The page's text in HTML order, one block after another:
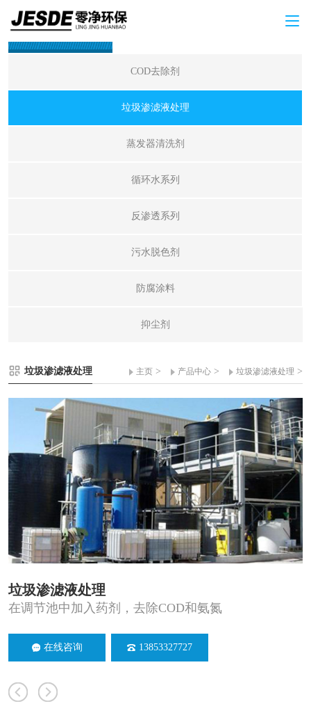
产品中心
COD去除剂
垃圾渗滤液处理
蒸发器清洗剂
循环水系列
反渗透系列
污水脱色剂
防腐涂料
抑尘剂
垃圾渗滤液处理 主页 > 产品中心 > 垃圾渗滤液处理 >
垃圾渗滤液处理
在调节池中加入药剂，去除COD和氨氮
在线咨询 13853327727